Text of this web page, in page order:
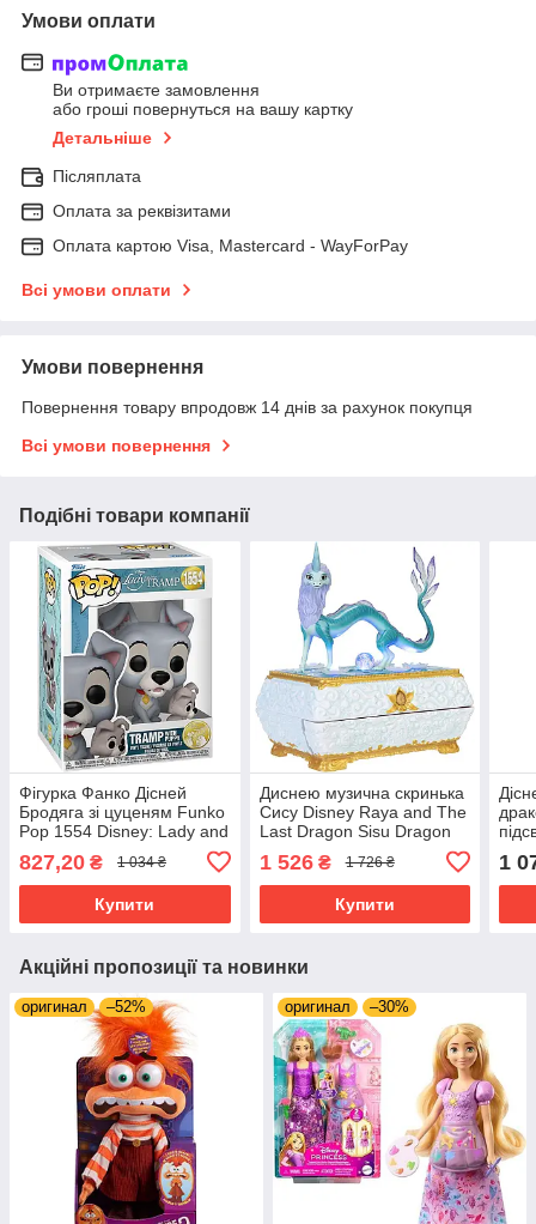
Умови оплати
Ви отримаєте замовлення
або гроші повернуться на вашу картку
Детальніше
Післяплата
Оплата за реквізитами
Оплата картою Visa, Mastercard - WayForPay
Всі умови оплати
Умови повернення
Повернення товару впродовж 14 днів за рахунок покупця
Всі умови повернення
Подібні товари компанії
Фігурка Фанко Дісней
Бродяга зі цуценям Funko
Pop 1554 Disney: Lady and
Puppy
827,20 ₴ 1 034 ₴
Купити
Диснею музична скринька
Сису Disney Raya and The
Last Dragon Sisu Dragon
Райя та останній дракон
1 526₴ 1 726 ₴
Купити
1
Акційні пропозиції та новинки
оригинал –52% оригинал –30%